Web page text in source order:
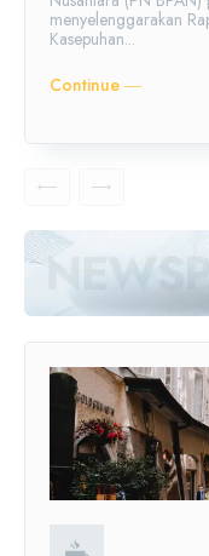
menyelenggarakan
Kasepuhan...
Continue ―